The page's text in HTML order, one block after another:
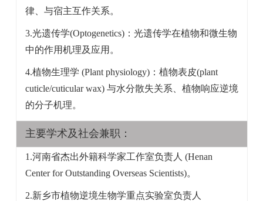
律、与宿主互作关系。
3.光遗传学(Optogenetics)：光遗传学在植物和微生物
中的作用机理及应用。
4.植物生理学 (Plant physiology)：植物表皮(plant
cuticle/cuticular wax)与水分散失关系、植物响应逆境
的分子机理。
主要学术及社会兼职：
1.河南省杰出外籍科学家工作室负责人 (Henan
Center for Outstanding Overseas Scientists)。
2.新乡市植物逆境生物学重点实验室负责人